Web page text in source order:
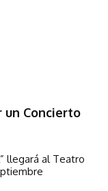
un Concierto
llegará al Teatro